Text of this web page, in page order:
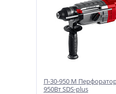
П-30-950 М
950Вт SDS-plus